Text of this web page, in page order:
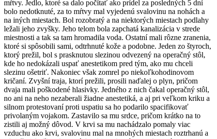
mŕtvy. Jedlo, ktoré sa dalo počítať ako prídel za posledných 5 dní
bolo nedotknuté, za to mŕtvy mal vyjedenú svalovinu na nohách a
na iných miestach. Bol rozobratý a na niektorých miestach podlahy
ležali jeho zvyšky. Jeho telom bola zapchatá kanalizácia v strede
miestnosti a tak sa tam hromadila voda. Ostatní mali rôzne zranenia,
ktoré si spôsobili sami, odtrhnuté kože a podobne. Jeden zo štyroch,
ktorý prežil, bol s prasknutou slezinou odvezený na operačný stôl,
kde ho nedokázali uspať anestetikom pred tým, ako mu chceli
slezinu ošetriť. Nakoniec však zomrel po niekoľkohodinovom
kričaní. Zvyšní traja, ktorí prežili, prosili naďalej o plyn, pričom
dvaja mali poškodené hlasivky. Jedného z nich čakal operačný stôl,
no ani na neho nezaberali žiadne anestetiká, a aj pri veľkom kriku a
silnom protestovaní proti uspatiu sa ho podarilo spacifikovať
privolaným vojakom. Zastavilo sa mu srdce, pričom krátko na to
zistili aj možný dôvod. V krvi sa mu nachádzalo pomaly viac
vzduchu ako krvi, svalovinu mal na mnohých miestach roztrhanú a